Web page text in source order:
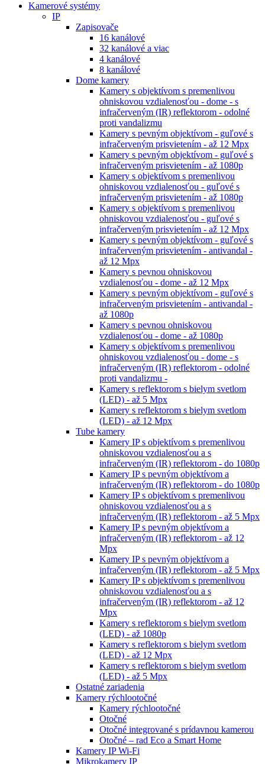
Kamerové systémy
IP
Zapisovače
16 kanálové
32 kanálové a viac
4 kanálové
8 kanálové
Dome kamery
Kamery s objektívom s premenlivou
ohniskovou vzdialenosťou - dome - s
infračerveným (IR) reflektorom - odolné
proti vandalizmu
Kamery s pevným objektívom - guľové s
infračerveným prisvietením - až 12 Mpx
Kamery s pevným objektívom - guľové s
infračerveným prisvietením - až 1080p
Kamery s objektívom s premenlivou
ohniskovou vzdialenosťou - guľové s
infračerveným prisvietením - až 1080p
Kamery s objektívom s premenlivou
ohniskovou vzdialenosťou - guľové s
infračerveným prisvietením - až 12 Mpx
Kamery s pevným objektívom - guľové s
infračerveným prisvietením - antivandal -
až 12 Mpx
Kamery s pevnou ohniskovou
vzdialenosťou - dome - až 12 Mpx
Kamery s pevným objektívom - guľové s
infračerveným prisvietením - antivandal -
až 1080p
Kamery s pevnou ohniskovou
vzdialenosťou - dome - až 1080p
Kamery s objektívom s premenlivou
ohniskovou vzdialenosťou - dome - s
infračerveným (IR) reflektorom - odolné
proti vandalizmu -
Kamery s reflektorom s bielym svetlom
(LED) - až 5 Mpx
Kamery s reflektorom s bielym svetlom
(LED) - až 12 Mpx
Tube kamery
Kamery IP s objektívom s premenlivou
ohniskovou vzdialenosťou a s
infračerveným (IR) reflektorom - do 1080p
Kamery IP s pevným objektívom a
infračerveným (IR) reflektorom - do 1080p
Kamery IP s objektívom s premenlivou
ohniskovou vzdialenosťou a s
infračerveným (IR) reflektorom - až 5 Mpx
Kamery IP s pevným objektívom a
infračerveným (IR) reflektorom - až 12
Mpx
Kamery IP s pevným objektívom a
infračerveným (IR) reflektorom - až 5 Mpx
Kamery IP s objektívom s premenlivou
ohniskovou vzdialenosťou a s
infračerveným (IR) reflektorom - až 12
Mpx
Kamery s reflektorom s bielym svetlom
(LED) - až 1080p
Kamery s reflektorom s bielym svetlom
(LED) - až 12 Mpx
Kamery s reflektorom s bielym svetlom
(LED) - až 5 Mpx
Ostatné zariadenia
Kamery rýchlootočné
Kamery rýchlootočné
Otočné
Otočné integrované s prídavnou kamerou
Otočné – rad Eco a Smart Home
Kamery IP Wi-Fi
Mikrokamery IP